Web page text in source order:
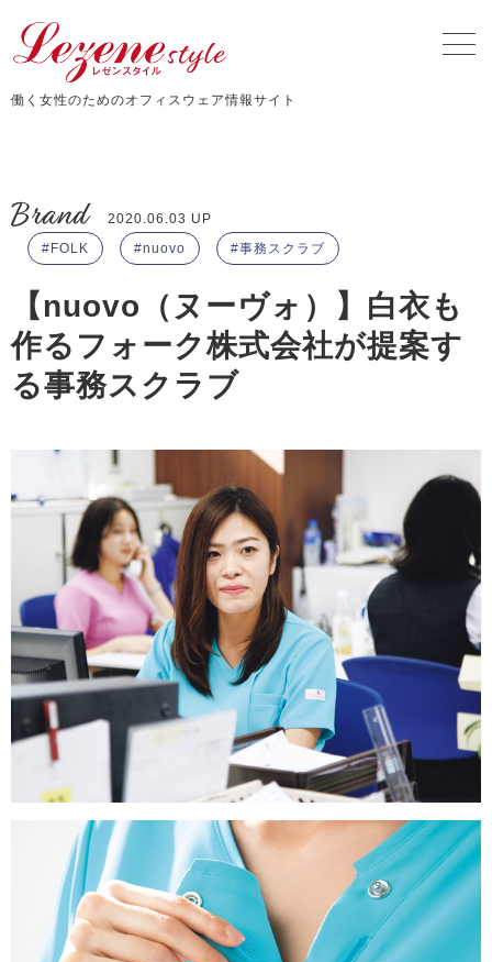
働く女性のためのオフィスウェア情報サイト
Brand
2020.06.03 UP
FOLK
nuovo 事務スクラブ
【nuovo（ヌーヴォ）】白衣も
作るフォーク株式会社が提案す
る事務スクラブ